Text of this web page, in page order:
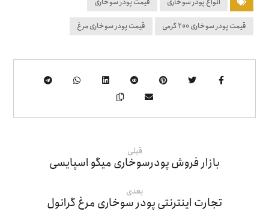
قیمت پودر سوخاری 200 گرمی قیمت پودر سوخاری مرغ
قبلی
بازار فروش پودرسوخاری میگو اسپایسی
بعدی
تجارت اینترنتی پودر سوخاری مرغ گرانول